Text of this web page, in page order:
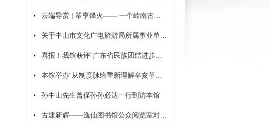
孙中山先生曾侄孙孙必达一行到访本馆